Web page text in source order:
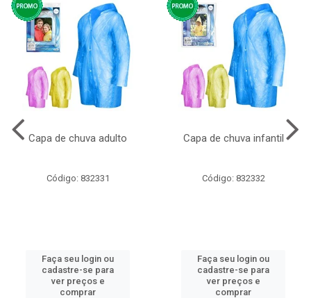
Capa de chuva adulto
Código: 832331
Faça seu login ou
cadastre-se para
ver preços e
comprar
Capa de chuva infantil
Código: 832332
Faça seu login ou
cadastre-se para
ver preços e
comprar